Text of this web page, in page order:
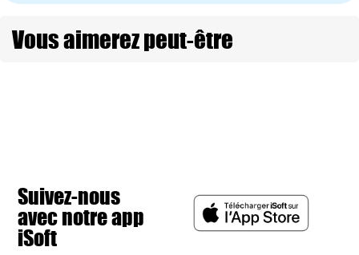
Vous aimerez peut-être
Suivez-nous
avec notre app
iSoft